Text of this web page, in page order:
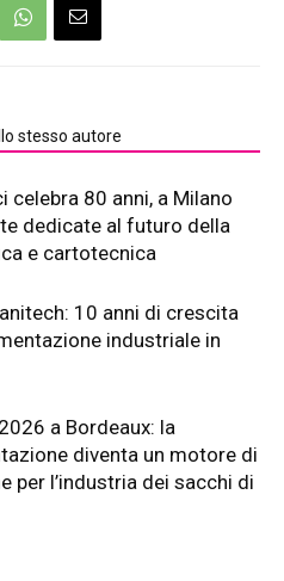
stesso autore
celebra 80 anni, a Milano
dedicate al futuro della
e cartotecnica
10 anni di crescita
industriale in
a Bordeaux: la
diventa un motore di
per l’industria dei sacchi di